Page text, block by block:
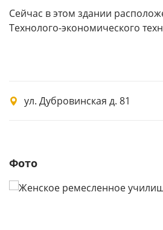
Сейчас в этом здании
Технолого-экономического
ул. Дубровинская д. 81
Фото